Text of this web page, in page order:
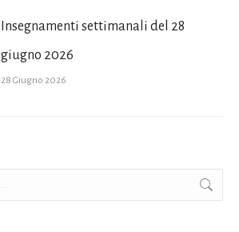
Insegnamenti settimanali del 28
giugno 2026
28 Giugno 2026